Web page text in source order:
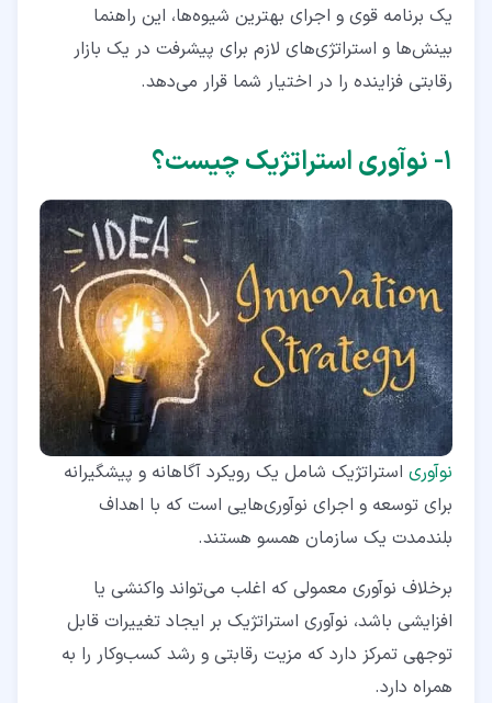
۴‏-‏۳‏- درک روندهای نوظهور صنعت
۴‏-‏۴‏- درک نیازهای مشتری خود
۴‏-‏۶‏- تبدیل ایده‌ها به تأثیرگذاری
۵‏- اهمیت مدیریت استراتژیک و نوآوری
یک برنامه قوی و اجرای بهترین شیوه‌ها، این راهنما
بینش‌ها و استراتژی‌های لازم برای پیشرفت در یک بازار
رقابتی فزاینده را در اختیار شما قرار می‌دهد.
۱‏- نوآوری استراتژیک چیست؟
نوآوری استراتژیک شامل یک رویکرد آگاهانه و پیشگیرانه
برای توسعه و اجرای نوآوری‌هایی است که با اهداف
بلندمدت یک سازمان همسو هستند.
برخلاف نوآوری معمولی که اغلب می‌تواند واکنشی یا
افزایشی باشد، نوآوری استراتژیک بر ایجاد تغییرات قابل‌
توجهی تمرکز دارد که مزیت رقابتی و رشد کسب‌وکار را به
همراه دارد.